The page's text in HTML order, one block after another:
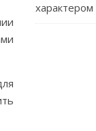
характером